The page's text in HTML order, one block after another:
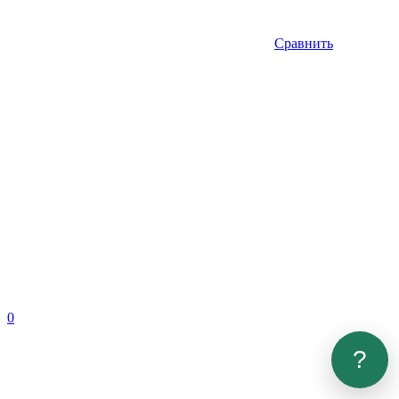
Сравнить
0
?